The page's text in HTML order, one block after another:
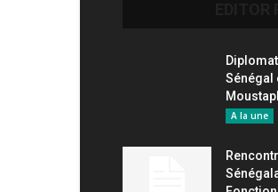
Sénégal
A la une